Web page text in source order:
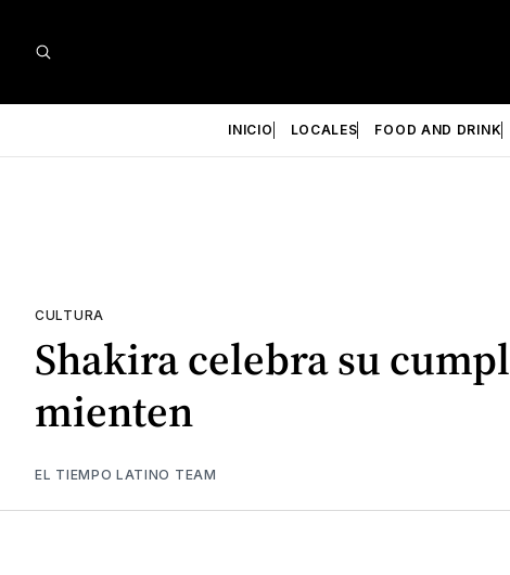
INICIO LOCALES FOOD AND DRINK
CULTURA
Shakira celebra su
mienten
EL TIEMPO LATINO TEAM